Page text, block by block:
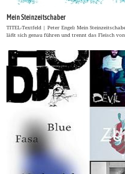
Mein Steinzeitschaber
TITEL-Textfeld | Peter Engel: Mein
läßt sich genau führen und trennt das Fleisch von